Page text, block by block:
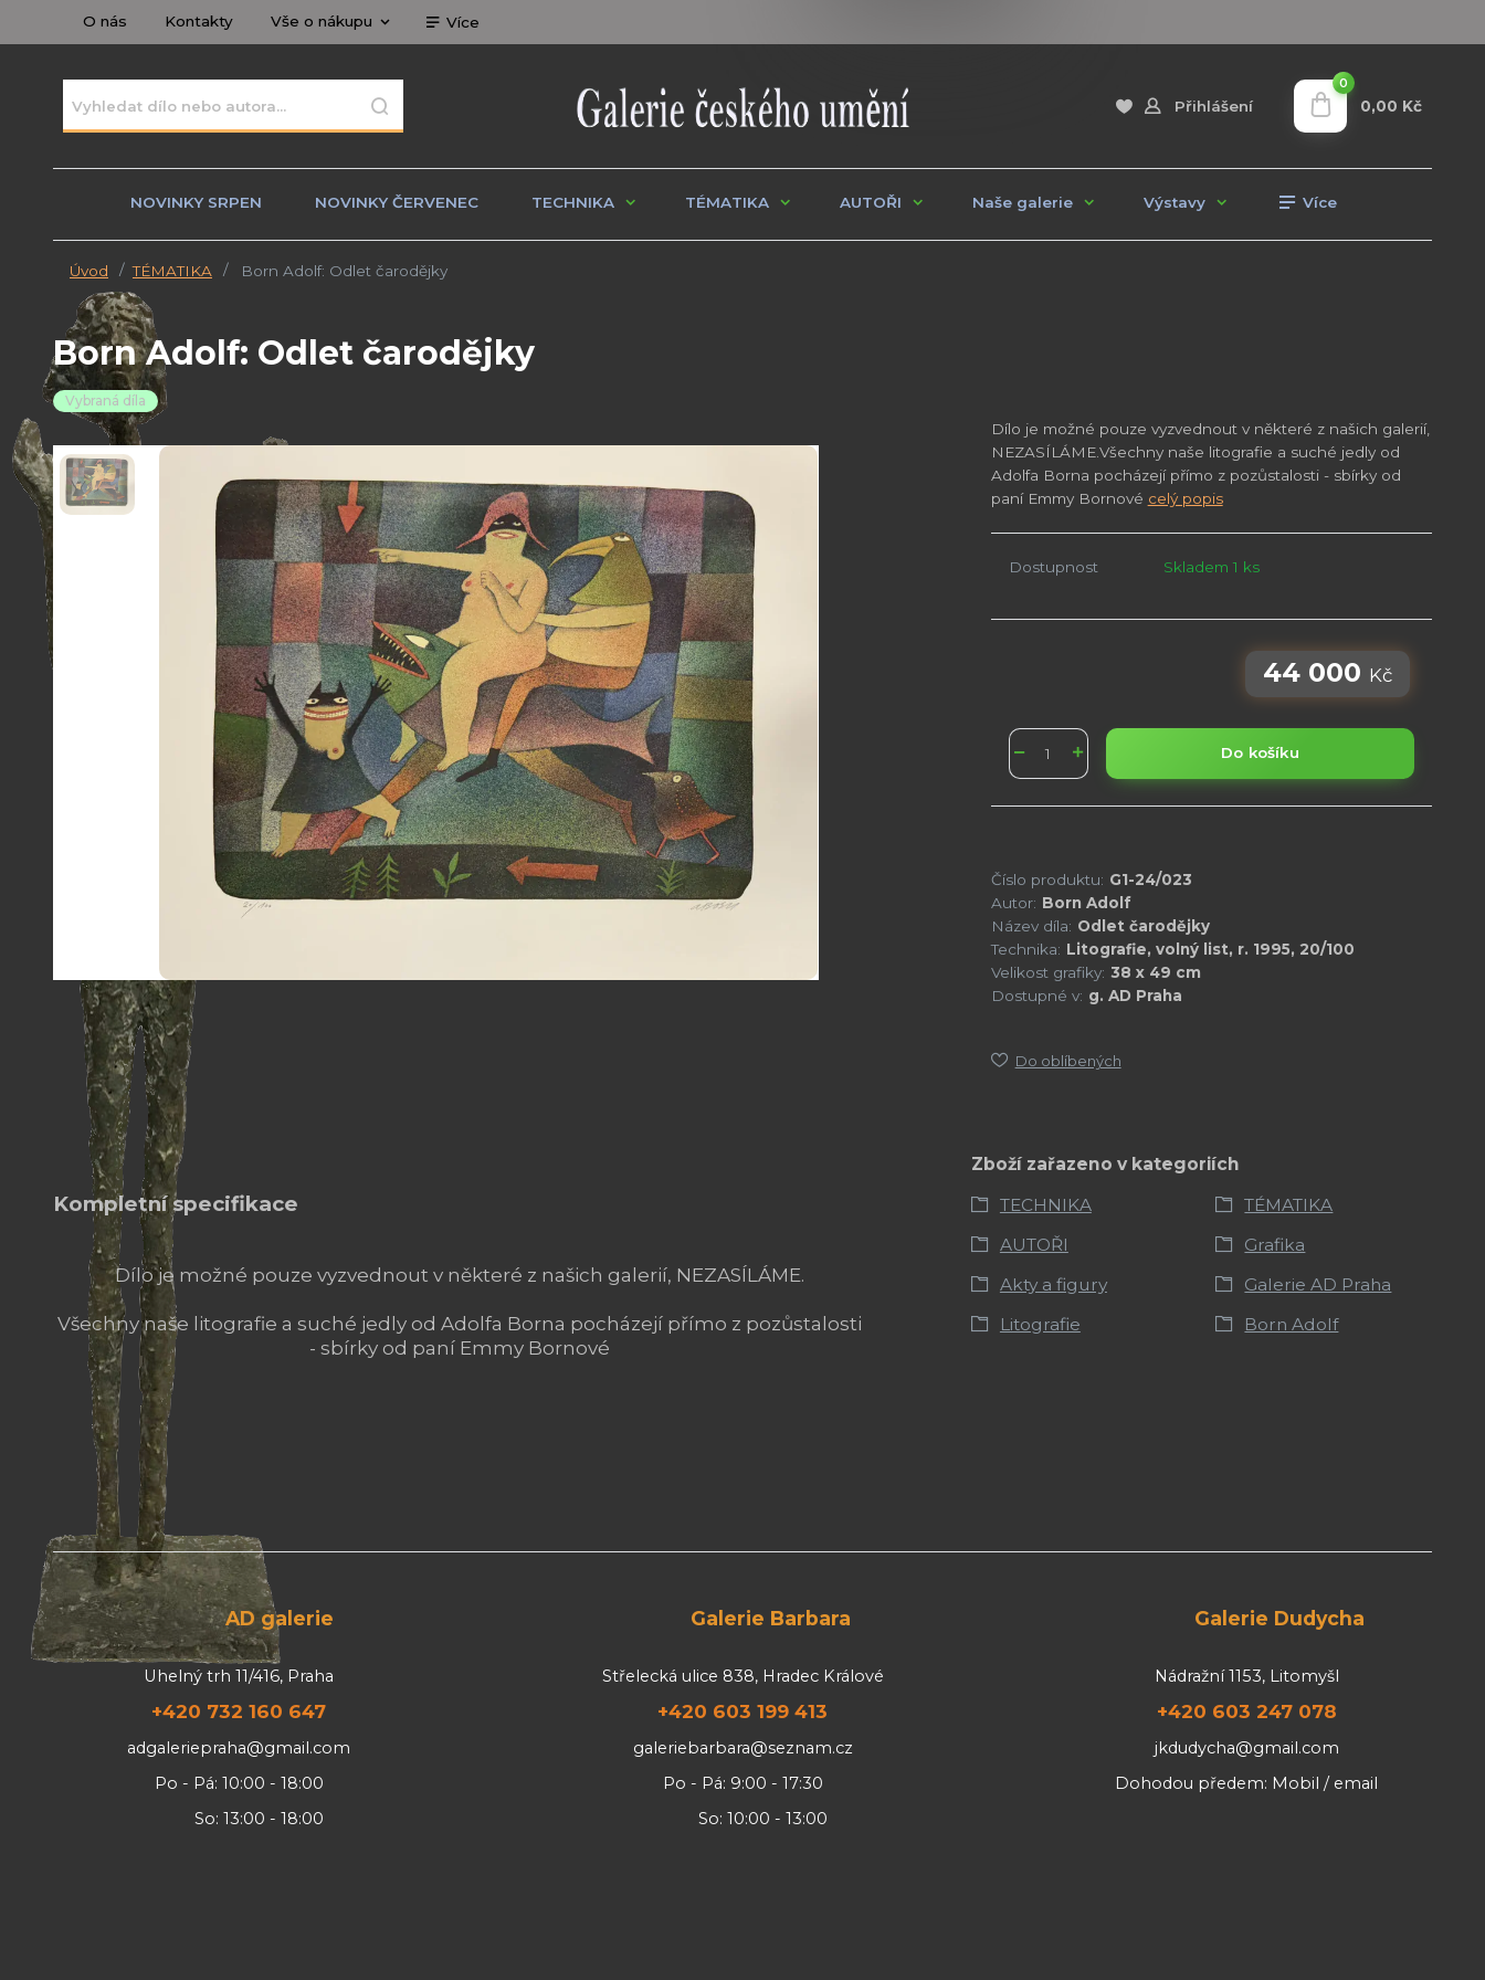
O nás Kontakty Vše o nákupu Více
Přihlášení
0
0,00 Kč
NOVINKY SRPEN NOVINKY ČERVENEC TECHNIKA TÉMATIKA AUTOŘI Naše galerie Výstavy Více
Úvod TÉMATIKA Born Adolf: Odlet čarodějky
Born Adolf: Odlet čarodějky
Vybraná díla
Dílo je možné pouze vyzvednout v některé z našich galerií,
NEZASÍLÁME.Všechny naše litografie a suché jedly od
Adolfa Borna pocházejí přímo z pozůstalosti - sbírky od
paní Emmy Bornové celý popis
Dostupnost Skladem 1 ks
44 000 Kč
Do košíku
Číslo produktu: G1-24/023
Autor: Born Adolf
Název díla: Odlet čarodějky
Technika: Litografie, volný list, r. 1995, 20/100
Velikost grafiky: 38 x 49 cm
Dostupné v: g. AD Praha
Do oblíbených
Kompletní specifikace
Dílo je možné pouze vyzvednout v některé z našich galerií, NEZASÍLÁME.
Všechny naše litografie a suché jedly od Adolfa Borna pocházejí přímo z pozůstalosti
- sbírky od paní Emmy Bornové
Zboží zařazeno v kategoriích
TECHNIKA
TÉMATIKA
AUTOŘI
Grafika
Akty a figury
Galerie AD Praha
Litografie
Born Adolf
AD galerie
Uhelný trh 11/416, Praha
+420 732 160 647
adgaleriepraha@gmail.com
Po - Pá: 10:00 - 18:00
So: 13:00 - 18:00
Galerie Barbara
Střelecká ulice 838, Hradec Králové
+420 603 199 413
galeriebarbara@seznam.cz
Po - Pá: 9:00 - 17:30
So: 10:00 - 13:00
Galerie Dudycha
Nádražní 1153, Litomyšl
+420 603 247 078
jkdudycha@gmail.com
Dohodou předem: Mobil / email